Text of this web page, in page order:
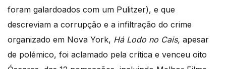
foram galardoados com um Pulitzer), e que
descreviam a corrupção e a infiltração do crime
organizado em Nova York, Há Lodo no Cais, apesar
de polémico, foi aclamado pela crítica e venceu oito